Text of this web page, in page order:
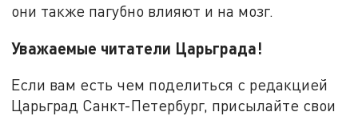
они также пагубно влияют и на мозг.
Уважаемые читатели Царьграда!
Если вам есть чем поделиться с редакцией
Царьград Санкт-Петербург, присылайте свои